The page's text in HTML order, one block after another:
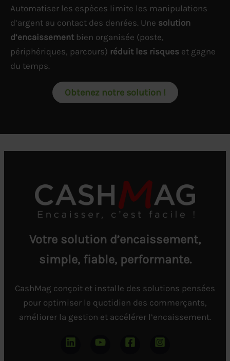
Automatiser les espèces limite les manipulations
d’argent au contact des denrées. Une solution
d’encaissementbien organisée (poste,
périphériques, parcours) réduit les risques et gagne
du temps.
Obtenez notre solution !
Votre solution d’encaissement,
simple, fiable, performante.
CashMag conçoit et installe des solutions pensées
pour optimiser le quotidien des commerçants,
améliorer la gestion et accélérer l’encaissement.